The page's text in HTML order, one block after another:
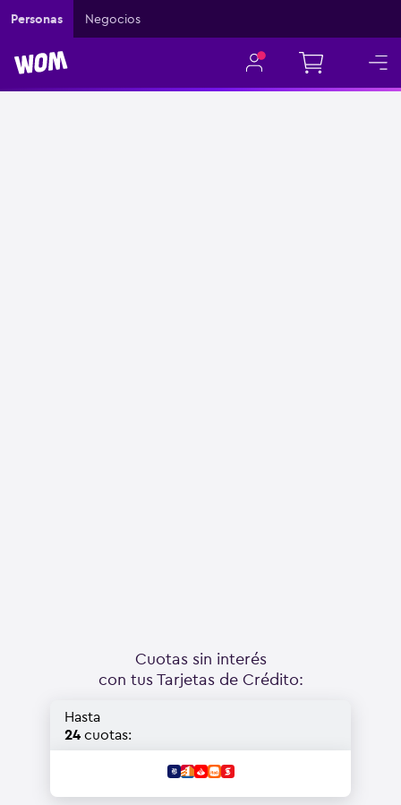
Personas Negocios
Cuotas sin interés
con tus Tarjetas de Crédito:
Hasta
24 cuotas: